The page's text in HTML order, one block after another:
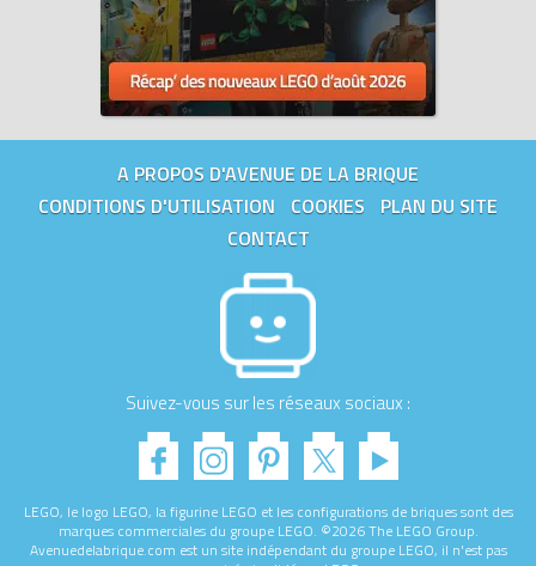
A PROPOS D'AVENUE DE LA BRIQUE
CONDITIONS D'UTILISATION
COOKIES
PLAN DU SITE
CONTACT
Suivez-vous sur les réseaux sociaux :
LEGO, le logo LEGO, la figurine LEGO et les configurations de briques sont des
marques commerciales du groupe LEGO. ©2026 The LEGO Group.
Avenuedelabrique.com est un site indépendant du groupe LEGO, il n'est pas